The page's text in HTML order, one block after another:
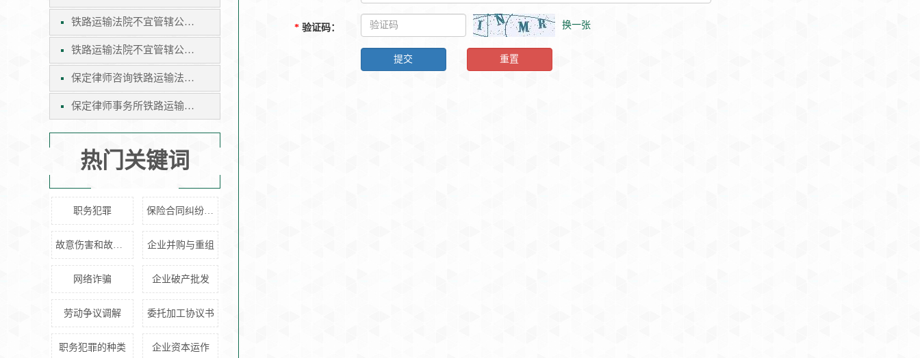
铁路运输法院不宜管辖公示催告案件
铁路运输法院不宜管辖公示催告案件保定律师咨询
保定律师咨询铁路运输法院不宜管辖公示催告案件
保定律师事务所铁路运输法院不宜管辖公示催告案件
热门关键词
职务犯罪 保险合同纠纷管辖
故意伤害和故意杀人 企业并购与重组
网络诈骗 企业破产批发
劳动争议调解 委托加工协议书
职务犯罪的种类 企业资本运作
* 验证码： 换一张